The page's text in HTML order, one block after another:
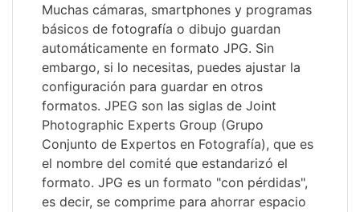
Muchas cámaras, smartphones y programas
básicos de fotografía o dibujo guardan
automáticamente en formato JPG. Sin
embargo, si lo necesitas, puedes ajustar la
configuración para guardar en otros
formatos. JPEG son las siglas de Joint
Photographic Experts Group (Grupo
Conjunto de Expertos en Fotografía), que es
el nombre del comité que estandarizó el
formato. JPG es un formato "con pérdidas",
es decir, se comprime para ahorrar espacio